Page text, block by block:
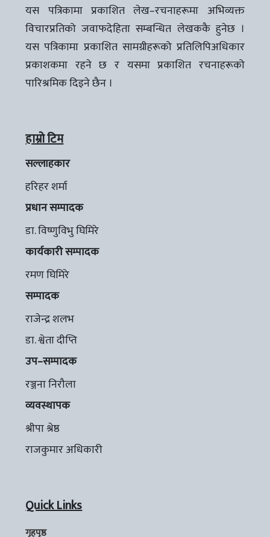
यस पत्रिकामा प्रकाशित लेख–रचनाहरूमा अभिव्यक्त
विचारप्रतिको जवाफदेहिता सम्बन्धित लेखककै हुनेछ ।
यस पत्रिकामा प्रकाशित सामग्रीहरूको प्रतिलिपिअधिकार
प्रकाशकमा रहने छ र यसमा प्रकाशित रचनाहरूको
पारिश्रमिक दिइने छैन ।
हाम्रो टिम
सल्लाहकार
हरिहर शर्मा
प्रधान सम्पादक
डा. विष्णुविभु घिमिरे
कार्यकारी सम्पादक
रमण घिमिरे
सम्पादक
राजेन्द्र शलभ
डा. श्वेता दीप्ति
उप–सम्पादक
रञ्जना निरौला
व्यवस्थापक
श्रीपा श्रेष्ठ
राजकुमार अधिकारी
Quick Links
गृहपृष्ठ